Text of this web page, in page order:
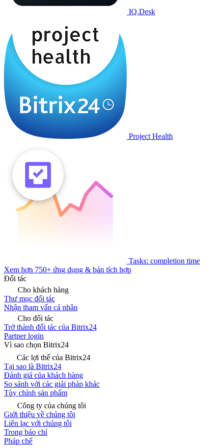
IQ.Desk
Project Health
Tasks: completion time
Xem hơn 750+ ứng dụng & bản tích hợp
Đối tác
Cho khách hàng
Thư mục đối tác
Nhận tham vấn cá nhân
Cho đối tác
Trở thành đối tác của Bitrix24
Partner login
Vì sao chọn Bitrix24
Các lợi thế của Bitrix24
Tại sao là Bitrix24
Đánh giá của khách hàng
So sánh với các giải pháp khác
Tùy chỉnh sản phẩm
Công ty của chúng tôi
Giới thiệu về chúng tôi
Liên lạc với chúng tôi
Trong báo chí
Pháp chế